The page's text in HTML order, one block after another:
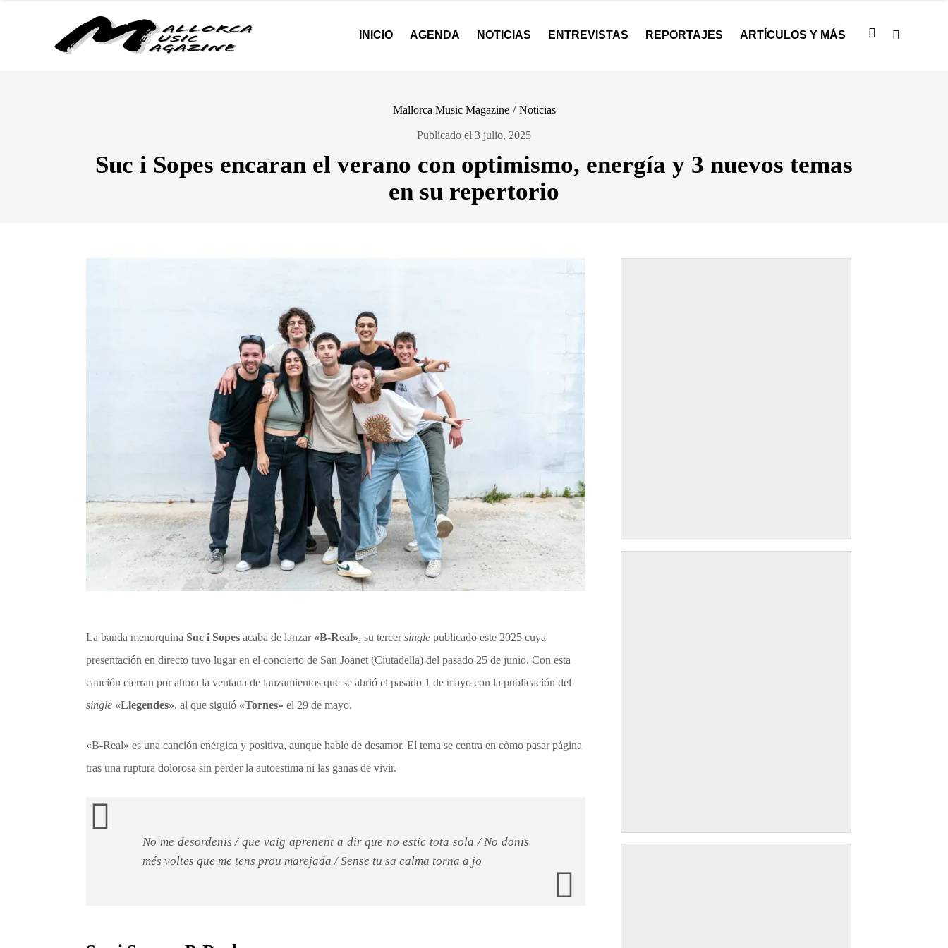
INICIO AGENDA NOTICIAS ENTREVISTAS REPORTAJES ARTÍCULOS Y MÁS
Mallorca Music Magazine / Noticias
Publicado el 3 julio, 2025
Suc i Sopes encaran el verano con optimismo, energía y 3 nuevos temas
en su repertorio
La banda menorquina Suc i Sopes acaba de lanzar «B-Real», su tercersingle publicado este 2025 cuya
presentación en directo tuvo lugar en el concierto de San Joanet (Ciutadella) del pasado 25 de junio. Con esta
canción cierran por ahora la ventana de lanzamientos que se abrió el pasado 1 de mayo con la publicación del
single «Llegendes», al que siguió «Tornes» el 29 de mayo.
«B-Real» es una canción enérgica y positiva, aunque hable de desamor. El tema se centra en cómo pasar página
tras una ruptura dolorosa sin perder la autoestima ni las ganas de vivir.
No me desordenis / que vaig aprenent a dir que no estic tota sola / No donis
més voltes que me tens prou marejada / Sense tu sa calma torna a jo